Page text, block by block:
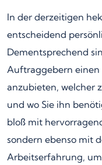
In der derzeitigen
entscheidend
Dementsprechend
Auftraggebern
anzubieten, welcher
und wo Sie ihn
bloß mit
sondern ebenso mit
Arbeitserfahrung,